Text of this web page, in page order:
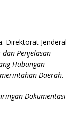
Direktorat Jenderal
dan Penjelasan
Hubungan
Daerah.
Dokumentasi